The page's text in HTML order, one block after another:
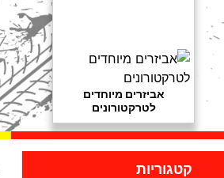
אביזרים מיוחדים
לטרקטורונים
קטגוריות